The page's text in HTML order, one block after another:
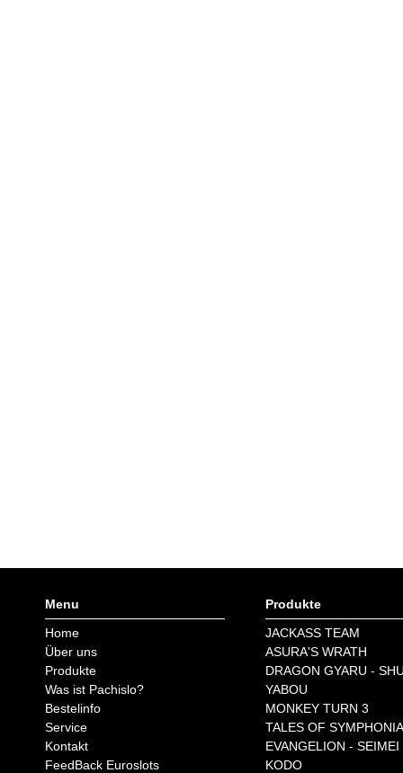
Menu
Home
Über uns
Produkte
Was ist Pachislo?
Bestelinfo
Service
Kontakt
FeedBack Euroslots
Produkte
JACKASS TEAM
ASURA'S WRATH
DRAGON GYARU -
YABOU
MONKEY TURN 3
TALES OF SYMPHONIA
EVANGELION - SEIMEI
KODO